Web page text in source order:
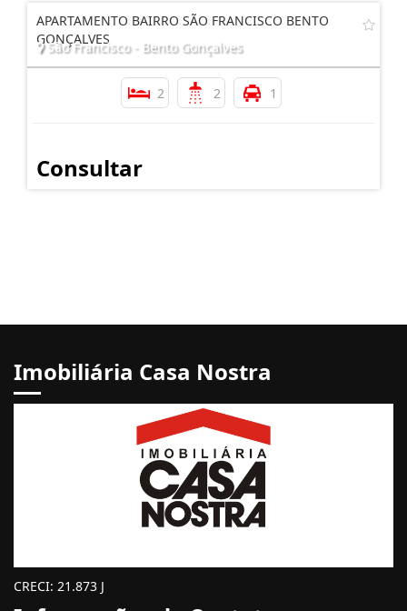
APARTAMENTO BAIRRO SÃO FRANCISCO BENTO
GONÇALVES
São Francisco - Bento Gonçalves
2 2 1
Consultar
Imobiliária Casa Nostra
CRECI: 21.873 J